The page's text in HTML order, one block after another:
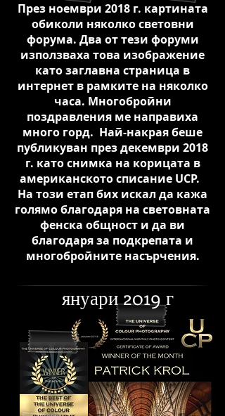
През ноември 2018 г. картината
обиколи няколко световни
форума. Два от тези форуми
използваха това изображение
като заглавна страница в
интернет в рамките на няколко
часа. Многобройни
поздравления ме направиха
много горд. Най-накрая беше
публикуван през декември 2018
г. като снимка на корицата в
американското списание UCP.
На този етап бих искал да кажа
голямо благодаря на световната
фенска общност и да ви
благодаря за подкрепата и
многобройните насърчения.
януари 2019 г